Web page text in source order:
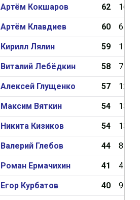
Артём Кокшаров 62 16
Артём Клавдиев 60 6
Кирилл Лялин 59 11
Виталий Лебёдкин 58 7
Алексей Глущенко 57 12
Максим Вяткин 54 13
Никита Кизиков 54 13
Валерий Глебов 44 8
Роман Ермачихин 41 4
Егор Курбатов 40 9